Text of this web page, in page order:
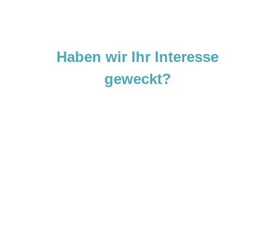
Haben wir Ihr Interesse
geweckt?